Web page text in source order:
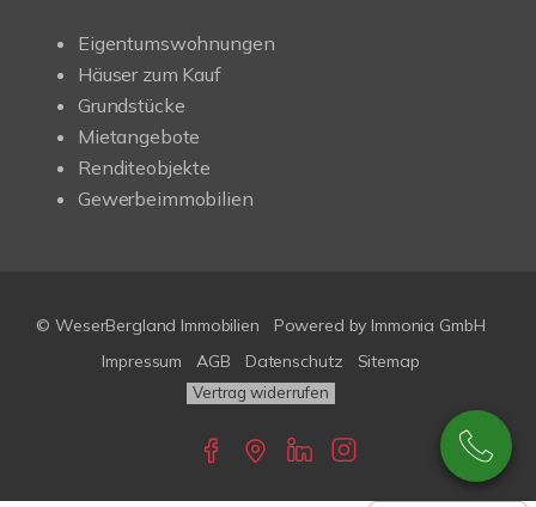
Eigentumswohnungen
Häuser zum Kauf
Grundstücke
Mietangebote
Renditeobjekte
Gewerbeimmobilien
© WeserBergland Immobilien Powered by Immonia GmbH
Impressum
AGB Datenschutz Sitemap
Vertrag widerrufen